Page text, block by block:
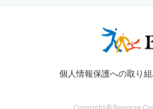
個人情報保護への取り